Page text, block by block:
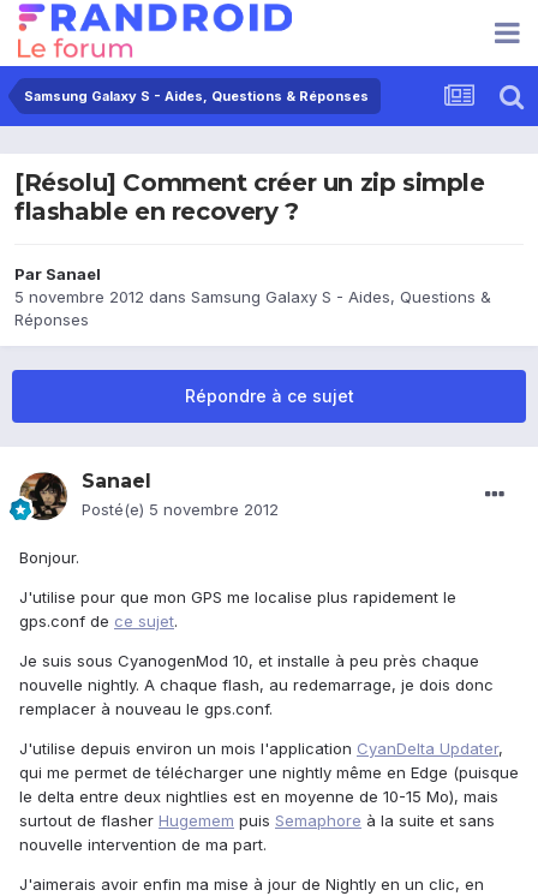
Samsung Galaxy S - Aides, Questions & Réponses
[Résolu] Comment créer un zip simple
flashable en recovery ?
Par Sanael
5 novembre 2012 dans Samsung Galaxy S - Aides, Questions &
Réponses
Répondre à ce sujet
Sanael
Posté(e) 5 novembre 2012
Bonjour.
J'utilise pour que mon GPS me localise plus rapidement le
gps.conf de ce sujet.
Je suis sous CyanogenMod 10, et installe à peu près chaque
nouvelle nightly. A chaque flash, au redemarrage, je dois donc
remplacer à nouveau le gps.conf.
J'utilise depuis environ un mois l'application CyanDelta Updater,
qui me permet de télécharger une nightly même en Edge (puisque
le delta entre deux nightlies est en moyenne de 10-15 Mo), mais
surtout de flasher Hugemem puis Semaphore à la suite et sans
nouvelle intervention de ma part.
J'aimerais avoir enfin ma mise à jour de Nightly en un clic, en